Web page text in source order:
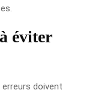
éviter
doivent